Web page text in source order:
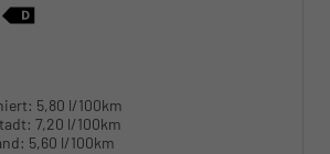
5,80 l/100km
7,20 l/100km
5,60 l/100km